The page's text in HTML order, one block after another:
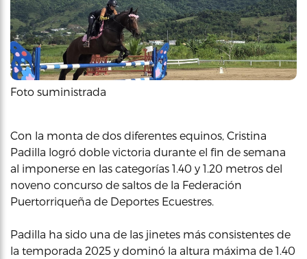
Foto suministrada
Con la monta de dos diferentes equinos, Cristina
Padilla logró doble victoria durante el fin de semana
al imponerse en las categorías 1.40 y 1.20 metros del
noveno concurso de saltos de la Federación
Puertorriqueña de Deportes Ecuestres.
Padilla ha sido una de las jinetes más consistentes de
la temporada 2025 y dominó la altura máxima de 1.40